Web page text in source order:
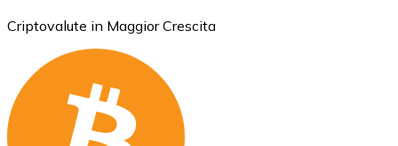
Criptovalute in Maggior Crescita